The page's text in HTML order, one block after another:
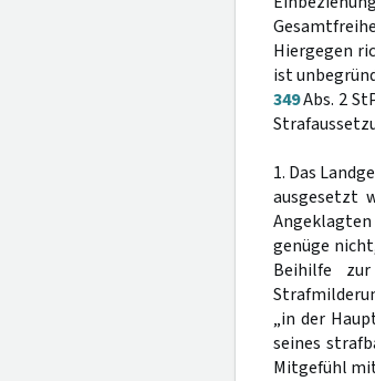
Hiergegen
ist
349Abs. 2
1. Das
ausgesetzt
genüge
Beihilfe
„in der
seines
Mitgefühl